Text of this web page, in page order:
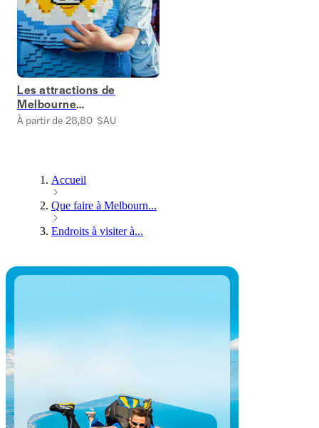
Les attractions de
Melbourne
sélectionnées avec
À partir de 28,80 $AU
Accueil
Que faire à Melbourn...
Endroits à visiter à...